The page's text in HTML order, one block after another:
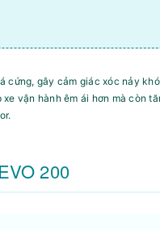
cứng, gây cảm giác xóc nảy
vận hành êm ái hơn mà còn
200